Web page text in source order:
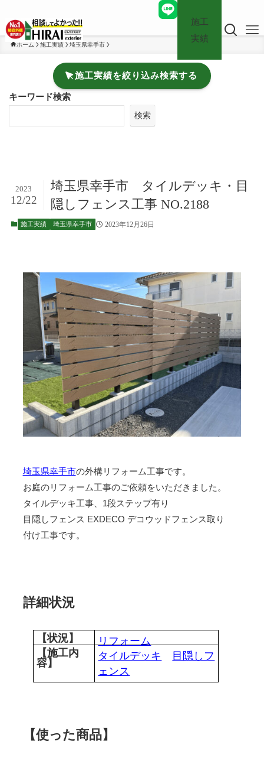
施工
実績
ホーム 施工実績 埼玉県幸手市
施工実績を絞り込み検索する
キーワード検索
検索
埼玉県幸手市 タイルデッキ・目
隠しフェンス工事 NO.2188
2023
12/22
施工実績 埼玉県幸手市 2023年12月26日
埼玉県幸手市の外構リフォーム工事です。
お庭のリフォーム工事のご依頼をいただきました。
タイルデッキ工事、1段ステップ有り
目隠しフェンス EXDECO デコウッドフェンス取り
付け工事です。
詳細状況
【状況】
リフォーム
【施工内
容】
タイルデッキ
目隠しフ
ェンス
【使った商品】